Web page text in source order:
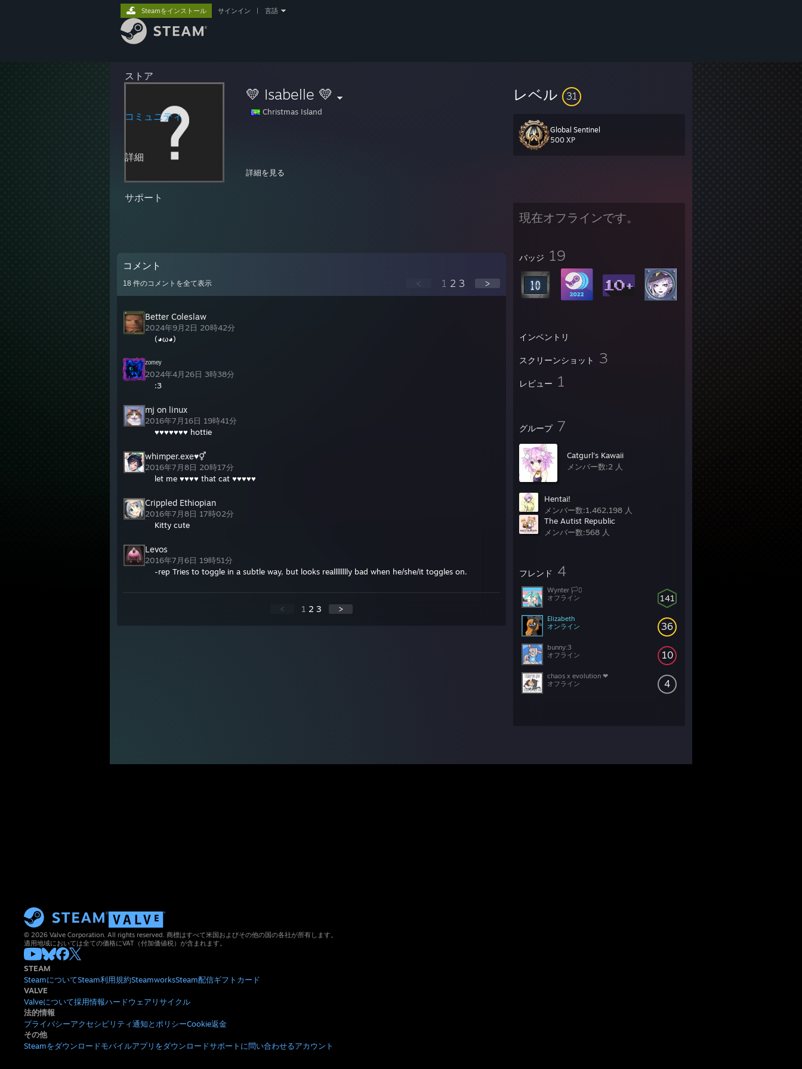
ストア
コミュニティ
詳細
サポート
Steamをインストール サインイン 言語
💛 Isabelle 💛
Christmas Island
12:19 AM - catgurl: i have so much\
詳細を見る
レベル 31
Global Sentinel
500 XP
現在オフラインです。
バッジ 19
インベントリ
スクリーンショット 3
レビュー 1
グループ 7
Catgurl's Kawaii
メンバー数:2 人
Hentai!
メンバー数:1,462,198 人
The Autist Republic
メンバー数:568 人
フレンド 4
141
Wynter 🏳️‍⚧
オフライン
36
Elizabeth
オンライン
10
bunny:3
オフライン
4
chaos x evolution ❤
オフライン
コメント
18 件のコメントを全て表示 < 1 2 3 >
Better Coleslaw
2024年9月2日 20時42分
(◕ω◕)
ᶻᵒᵐᵉʸ
2024年4月26日 3時38分
:3
mj on linux
2016年7月16日 19時41分
♥♥♥♥♥♥♥ hottie
whimper.exe♥⚥
2016年7月8日 20時17分
let me ♥♥♥♥ that cat ♥♥♥♥♥
Crippled Ethiopian
2016年7月8日 17時02分
Kitty cute
Levos
2016年7月6日 19時51分
-rep Tries to toggle in a subtle way, but looks realllllllly bad when he/she/it toggles on.
< 1 2 3 >
© 2026 Valve Corporation. All rights reserved. 商標はすべて米国およびその他の国の各社が所有します。
適用地域においては全ての価格にVAT（付加価値税）が含まれます。
STEAM
SteamについてSteam利用規約SteamworksSteam配信ギフトカード
VALVE
Valveについて採用情報ハードウェア リサイクル
法的情報
プライバシーアクセシビリティ通知とポリシーCookie返金
その他
Steamをダウンロードモバイルアプリをダウンロードサポートに問い合わせるアカウント